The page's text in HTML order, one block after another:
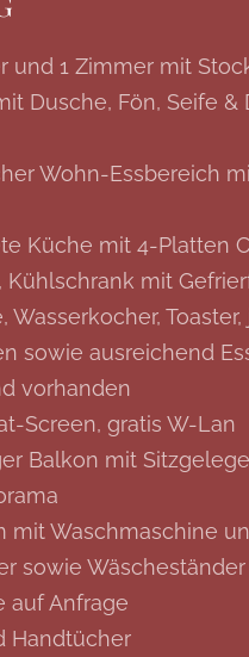
und 1 Zimmer mit
Dusche, Fön, Seife &
Wohn-Essbereich
Küche mit 4-Platten
Kühlschrank mit
Wasserkocher,
sowie ausreichend
vorhanden
Screen, gratis W-Lan
Balkon mit
mit Waschmaschine
sowie Wäscheständer
auf Anfrage
Handtücher